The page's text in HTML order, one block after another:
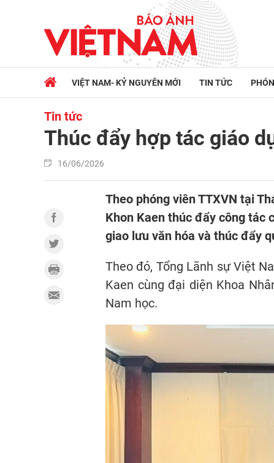
VIỆT NAM- KỶ NGUYÊN MỚI TIN TỨC
Tin tức
Thúc đẩy hợp tác giáo
16/06/2026
Theo phóng viên TTXVN tại
Khon Kaen thúc đẩy công tác
giao lưu văn hóa và thúc đẩy
Theo đó, Tổng Lãnh sự Việt
Kaen cùng đại diện Khoa
Nam học.